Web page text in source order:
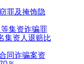
罪及掩饰隐
集资诈骗罪
集资人退赔比
同诈骗案资